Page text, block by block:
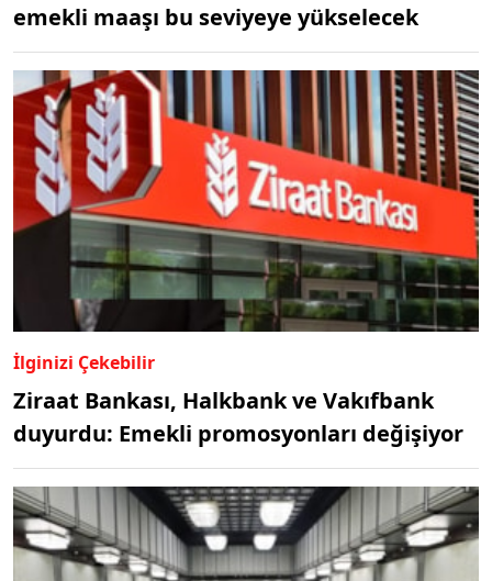
emekli maaşı bu seviyeye yükselecek
İlginizi Çekebilir
Ziraat Bankası, Halkbank ve Vakıfbank
duyurdu: Emekli promosyonları değişiyor